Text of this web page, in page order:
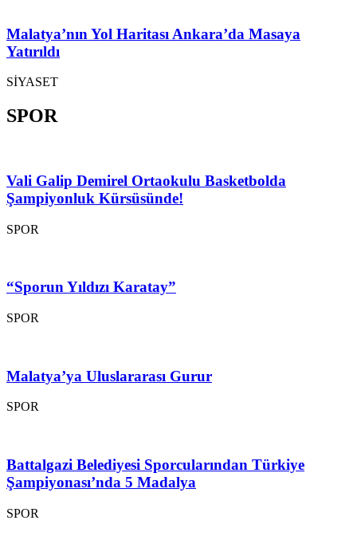
Malatya’nın Yol Haritası Ankara’da Masaya
Yatırıldı
SİYASET
SPOR
Vali Galip Demirel Ortaokulu Basketbolda
Şampiyonluk Kürsüsünde!
SPOR
“Sporun Yıldızı Karatay”
SPOR
Malatya’ya Uluslararası Gurur
SPOR
Battalgazi Belediyesi Sporcularından Türkiye
Şampiyonası’nda 5 Madalya
SPOR